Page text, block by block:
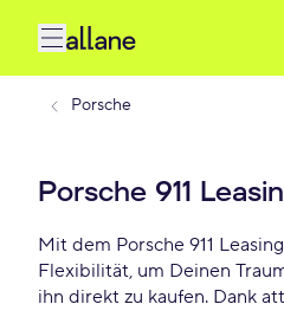
Porsche
Porsche 911
Mit dem Porsche 911
Flexibilität, um Deinen
ihn direkt zu kaufen. Dank